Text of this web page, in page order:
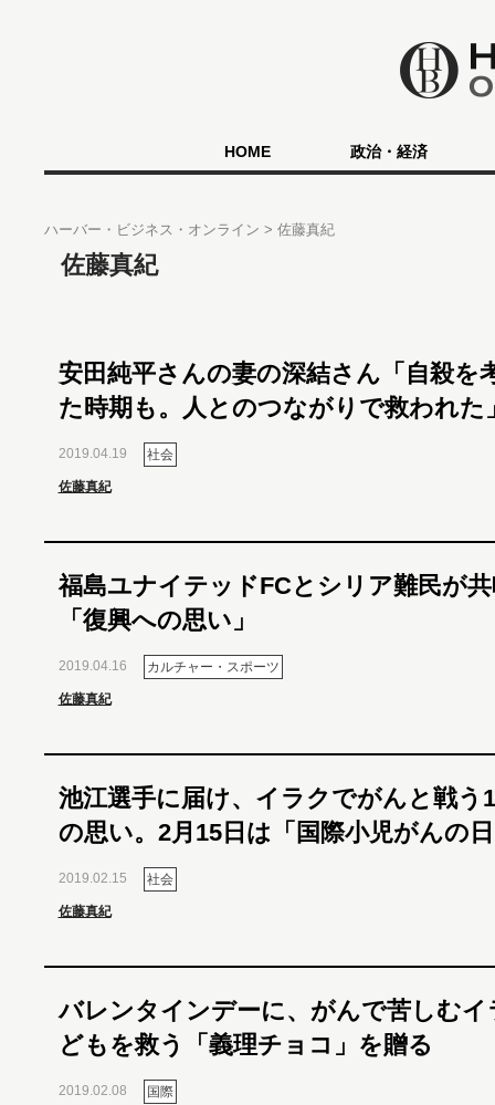
HOME 政治・経済
ハーバー・ビジネス・オンライン 佐藤真紀
佐藤真紀
安田純平さんの妻の深結さん「自殺を
た時期も。人とのつながりで救われた
2019.04.19 社会
佐藤真紀
福島ユナイテッドFCとシリア難民が
「復興への思い」
2019.04.16 カルチャー・スポーツ
佐藤真紀
池江選手に届け、イラクでがんと戦う
の思い。2月15日は「国際小児がんの
2019.02.15 社会
佐藤真紀
バレンタインデーに、がんで苦しむイ
どもを救う「義理チョコ」を贈る
2019.02.08 国際